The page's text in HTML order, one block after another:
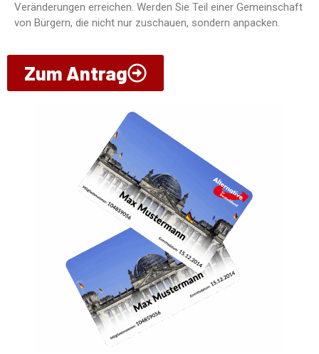
Veränderungen erreichen. Werden Sie Teil einer Gemeinschaft
von Bürgern, die nicht nur zuschauen, sondern anpacken.
Zum Antrag